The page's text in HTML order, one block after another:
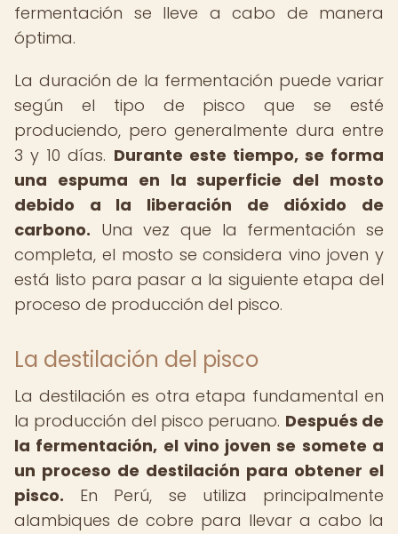
fermentación se lleve a cabo de manera
óptima.
La duración de la fermentación puede variar
según el tipo de pisco que se esté
produciendo, pero generalmente dura entre
3 y 10 días. Durante este tiempo, se forma
una espuma en la superficie del mosto
debido a la liberación de dióxido de
carbono. Una vez que la fermentación se
completa, el mosto se considera vino joven y
está listo para pasar a la siguiente etapa del
proceso de producción del pisco.
La destilación del pisco
La destilación es otra etapa fundamental en
la producción del pisco peruano. Después de
la fermentación, el vino joven se somete a
un proceso de destilación para obtener el
pisco. En Perú, se utiliza principalmente
alambiques de cobre para llevar a cabo la